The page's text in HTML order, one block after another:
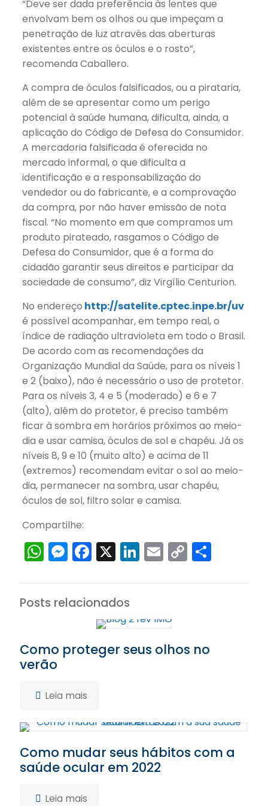
“Deve ser dada preferência às lentes que
envolvam bem os olhos ou que impeçam a
penetração de luz através das aberturas
existentes entre os óculos e o rosto”,
recomenda Caballero.
A compra de óculos falsificados, ou a pirataria,
além de se apresentar como um perigo
potencial à saúde humana, dificulta, ainda, a
aplicação do Código de Defesa do Consumidor.
A mercadoria falsificada é oferecida no
mercado informal, o que dificulta a
identificação e a responsabilização do
vendedor ou do fabricante, e a comprovação
da compra, por não haver emissão de nota
fiscal. “No momento em que compramos um
produto pirateado, rasgamos o Código de
Defesa do Consumidor, que é a forma do
cidadão garantir seus direitos e participar da
sociedade de consumo”, diz Virgílio Centurion.
No endereço http://satelite.cptec.inpe.br/uv
é possível acompanhar, em tempo real, o
índice de radiação ultravioleta em todo o Brasil.
De acordo com as recomendações da
Organização Mundial da Saúde, para os níveis 1
e 2 (baixo), não é necessário o uso de protetor.
Para os níveis 3, 4 e 5 (moderado) e 6 e 7
(alto), além do protetor, é preciso também
ficar à sombra em horários próximos ao meio-
dia e usar camisa, óculos de sol e chapéu. Já os
níveis 8, 9 e 10 (muito alto) e acima de 11
(extremos) recomendam evitar o sol ao meio-
dia, permanecer na sombra, usar chapéu,
óculos de sol, filtro solar e camisa.
Compartilhe:
WhatsApp
Messenger
Facebook
X LinkedIn
Email
Copy
Link
Share
Posts relacionados
Como proteger seus olhos no
verão
Leia mais
Como mudar seus hábitos com a
saúde ocular em 2022
Leia mais